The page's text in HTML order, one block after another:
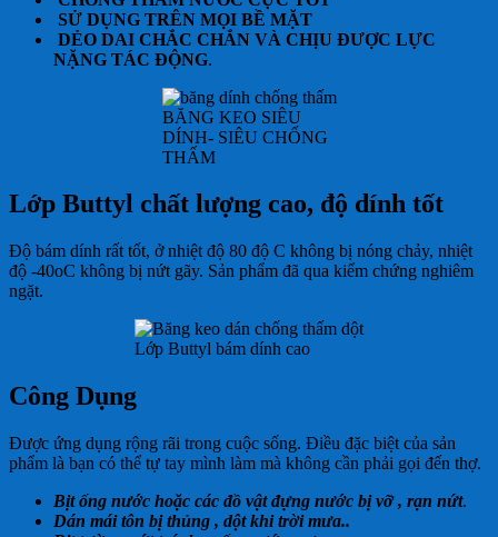
SỬ DỤNG TRÊN MỌI BỀ MẶT
DẺO DAI CHẮC CHẮN VÀ CHỊU ĐƯỢC LỰC
NẶNG TÁC ĐỘNG.
BĂNG KEO SIÊU
DÍNH- SIÊU CHỐNG
THẤM
Lớp Buttyl chất lượng cao, độ dính tốt
Độ bám dính rất tốt, ở nhiệt độ 80 độ C không bị nóng chảy, nhiệt
độ -40oC không bị nứt gãy. Sản phẩm đã qua kiểm chứng nghiêm
ngặt.
Lớp Buttyl bám dính cao
Công Dụng
Được ứng dụng rộng rãi trong cuộc sống. Điều đặc biệt của sản
phẩm là bạn có thể tự tay mình làm mà không cần phải gọi đến thợ.
Bịt ống nước hoặc các đồ vật đựng nước bị vỡ , rạn nứt.
Dán mái tôn bị thủng , dột khi trời mưa..